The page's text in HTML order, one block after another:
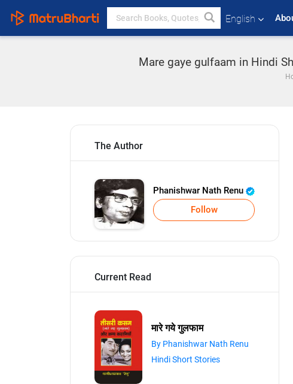
English
Mare gaye gulfaam in Hindi
The Author
Phanishwar Nath Renu
Follow
Current Read
मारे गये गुलफाम
By Phanishwar Nath Renu
Hindi Short Stories